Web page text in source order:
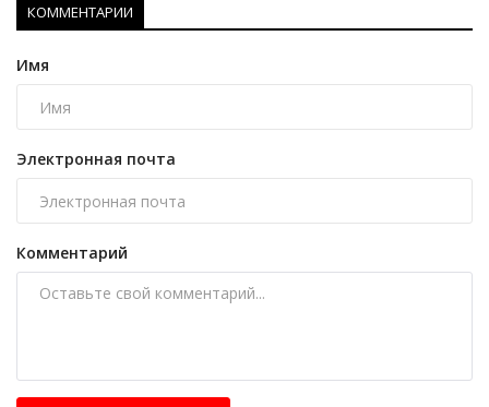
КОММЕНТАРИИ
Имя
Электронная почта
Комментарий